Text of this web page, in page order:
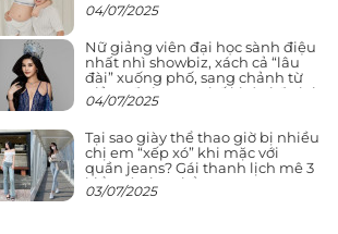
04/07/2025
Nữ giảng viên đại học sành điệu
nhất nhì showbiz, xách cả “lâu
đài” xuống phố, sang chảnh từ
giảng đường ra phố khó ai đọ lại
04/07/2025
Tại sao giày thể thao giờ bị nhiều
chị em “xếp xó” khi mặc với
quần jeans? Gái thanh lịch mê 3
kiểu này hơn hẳn
03/07/2025